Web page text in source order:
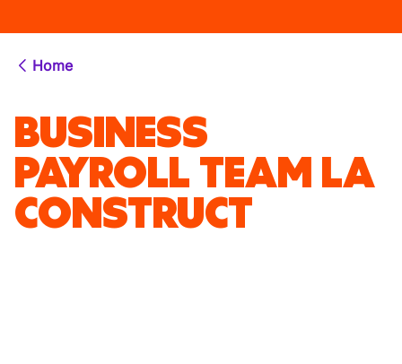
Home
BUSINESS
PAYROLL TEAM LA
CONSTRUCT